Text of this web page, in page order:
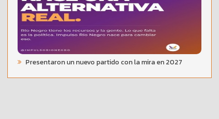
Presentaron un nuevo partido con la mira en 2027